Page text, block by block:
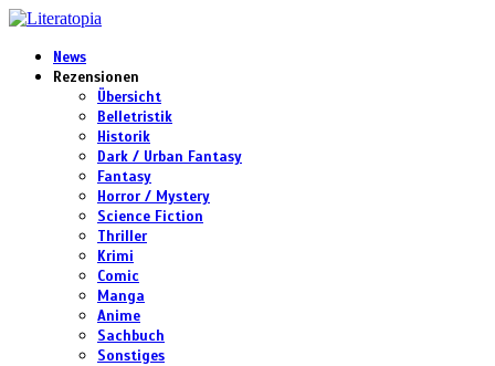
News
Rezensionen
Übersicht
Belletristik
Historik
Dark / Urban Fantasy
Fantasy
Horror / Mystery
Science Fiction
Thriller
Krimi
Comic
Manga
Anime
Sachbuch
Sonstiges